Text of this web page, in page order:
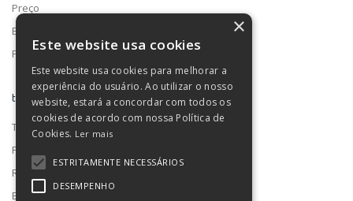
Preço
Blog
Fale connosco
turno ®
Termos e condições
Privacidade de dados
RGPD
Estado do serviço
×
Este website usa cookies
Este website usa cookies para melhorar a
experiência do usuário. Ao utilizar o nosso
website, estará a concordar com todos os
cookies de acordo com nossa Política de
Cookies. Ler mais
ESTRITAMENTE NECESSÁRIOS
DESEMPENHO